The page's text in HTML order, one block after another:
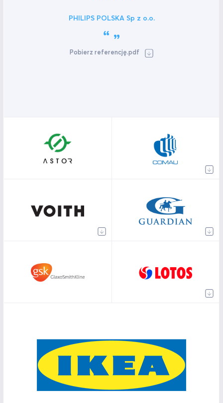
PHILIPS POLSKA Sp z o.o.
Pobierz referencję.pdf